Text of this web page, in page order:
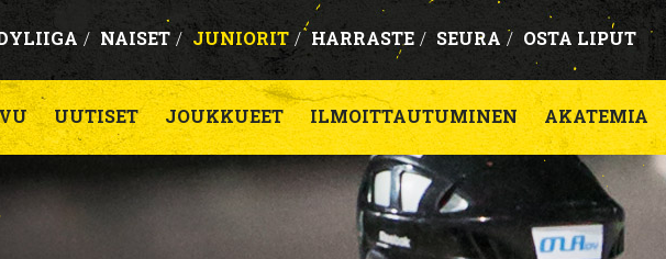
/ NAISET / JUNIORIT / HARRASTE / SEURA / OSTA LIPUT
UUTISET JOUKKUEET ILMOITTAUTUMINEN AKATEMIA